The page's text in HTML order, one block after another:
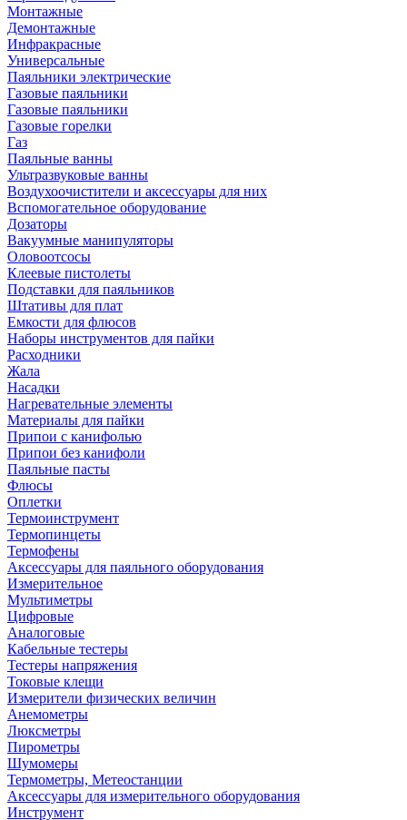
Монтажные
Демонтажные
Инфракрасные
Универсальные
Паяльники электрические
Газовые паяльники
Газовые паяльники
Газовые горелки
Газ
Паяльные ванны
Ультразвуковые ванны
Воздухоочистители и аксессуары для них
Вспомогательное оборудование
Дозаторы
Вакуумные манипуляторы
Оловоотсосы
Клеевые пистолеты
Подставки для паяльников
Штативы для плат
Емкости для флюсов
Наборы инструментов для пайки
Расходники
Жала
Насадки
Нагревательные элементы
Материалы для пайки
Припои с канифолью
Припои без канифоли
Паяльные пасты
Флюсы
Оплетки
Термоинструмент
Термопинцеты
Термофены
Аксессуары для паяльного оборудования
Измерительное
Мультиметры
Цифровые
Аналоговые
Кабельные тестеры
Тестеры напряжения
Токовые клещи
Измерители физических величин
Анемометры
Люксметры
Пирометры
Шумомеры
Термометры, Метеостанции
Аксессуары для измерительного оборудования
Инструмент